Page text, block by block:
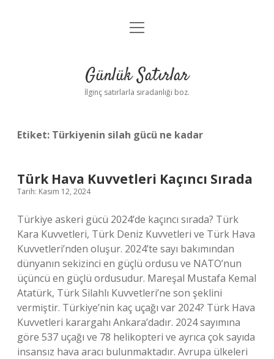
Anasayfa
Yasal Uyarı
menüyü
Günlük Satırlar
İlginç satırlarla sıradanlığı boz.
Etiket: Türkiyenin silah gücü ne kadar
Türk Hava Kuvvetleri Kaçıncı Sırada
Tarih: Kasım 12, 2024
Türkiye askeri gücü 2024’de kaçıncı sırada? Türk
Kara Kuvvetleri, Türk Deniz Kuvvetleri ve Türk Hava
Kuvvetleri’nden oluşur. 2024’te sayı bakımından
dünyanın sekizinci en güçlü ordusu ve NATO’nun
üçüncü en güçlü ordusudur. Mareşal Mustafa Kemal
Atatürk, Türk Silahlı Kuvvetleri’ne son şeklini
vermiştir. Türkiye’nin kaç uçağı var 2024? Türk Hava
Kuvvetleri karargahı Ankara’dadır. 2024 sayımına
göre 537 uçağı ve 78 helikopteri ve ayrıca çok sayıda
insansız hava aracı bulunmaktadır. Avrupa ülkeleri